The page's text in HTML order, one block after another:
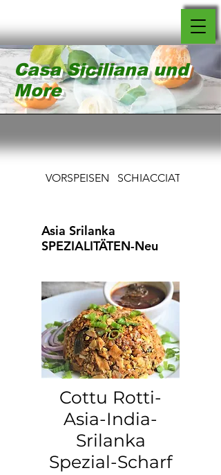
Casa Siciliana und
More
VORSPEISEN SCHIACCIATINE
Asia Srilanka
SPEZIALITÄTEN-Neu
Cottu Rotti-
Asia-India-
Srilanka
Spezial-Scharf